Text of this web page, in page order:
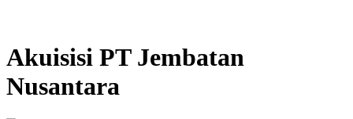
Akuisisi PT Jembatan
Nusantara